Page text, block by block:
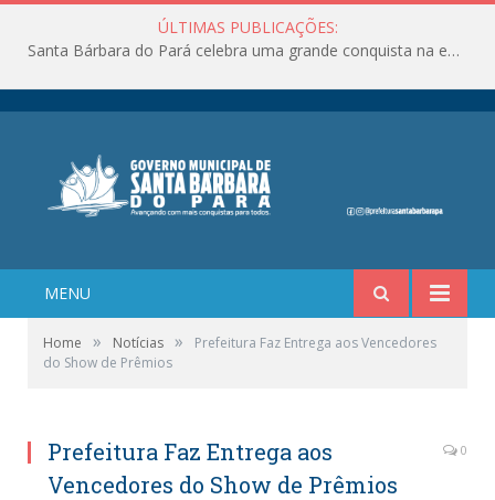
ÚLTIMAS PUBLICAÇÕES:
Santa Bárbara do Pará celebra uma grande conquista na educação!
MENU
Home » Notícias »
Prefeitura Faz Entrega aos Vencedores
do Show de Prêmios
Prefeitura Faz Entrega aos
Vencedores do Show de Prêmios
0